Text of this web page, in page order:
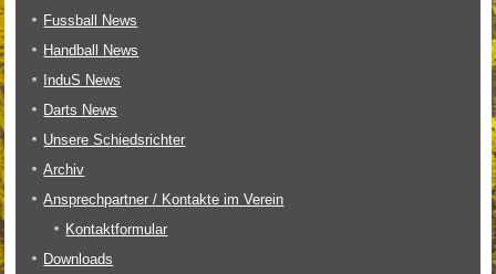
Fussball News
Handball News
InduS News
Darts News
Unsere Schiedsrichter
Archiv
Ansprechpartner / Kontakte im Verein
Kontaktformular
Downloads